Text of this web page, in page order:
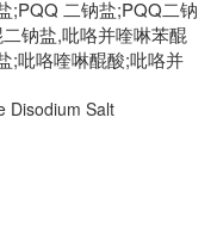
;PQQ 二钠盐;PQQ二钠
钠盐,吡咯并喹啉苯醌
;吡咯喹啉醌酸;吡咯并
Disodium Salt